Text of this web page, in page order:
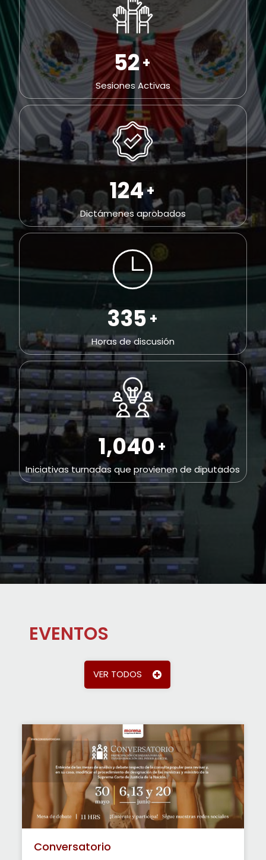
109+
Sesiones Activas
258+
Dictámenes aprobados
698+
Horas de discusión
2,164 +
Iniciativas turnadas que provienen de diputados
EVENTOS
VER TODOS
Conversatorio